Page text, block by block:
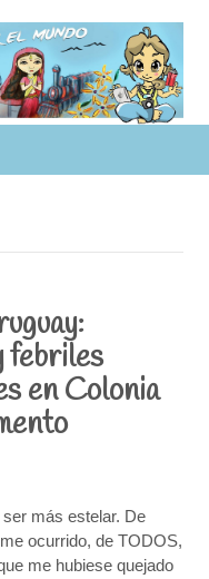
febriles
en Colonia
más estelar. De
ocurrido, de TODOS,
me hubiese quejado